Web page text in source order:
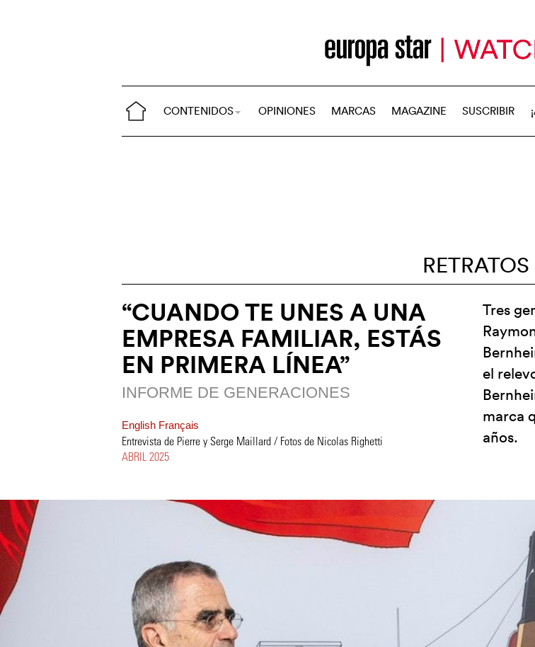
CONTENIDOS OPINIONES MARCAS MAGAZINE SUSCRIBIR
RETRATOS
“CUANDO TE UNES A UNA
EMPRESA FAMILIAR, ESTÁS
EN PRIMERA LÍNEA”
INFORME DE GENERACIONES
English Français
Entrevista de Pierre y Serge Maillard / Fotos de Nicolas Righetti
ABRIL 2025
Tres
el
marca
años.